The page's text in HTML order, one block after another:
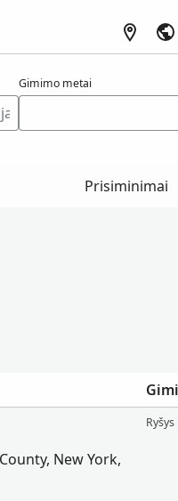
Gimimo metai
Prisiminimai
New York,